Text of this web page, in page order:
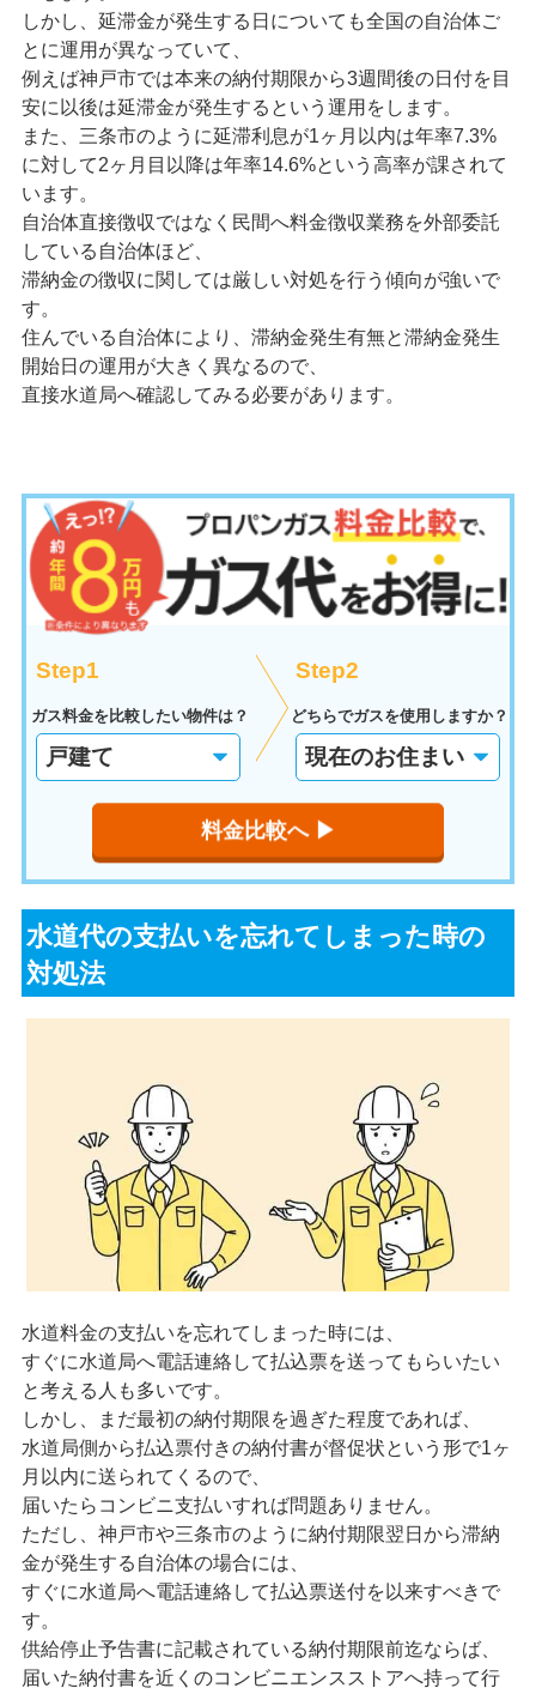
しかし、延滞金が発生する日についても全国の自治体ご
とに運用が異なっていて、
例えば神戸市では本来の納付期限から3週間後の日付を目
安に以後は延滞金が発生するという運用をします。
また、三条市のように延滞利息が1ヶ月以内は年率7.3%
に対して2ヶ月目以降は年率14.6%という高率が課されて
います。
自治体直接徴収ではなく民間へ料金徴収業務を外部委託
している自治体ほど、
滞納金の徴収に関しては厳しい対処を行う傾向が強いで
す。
住んでいる自治体により、滞納金発生有無と滞納金発生
開始日の運用が大きく異なるので、
直接水道局へ確認してみる必要があります。
Step1
ガス料金を比較したい物件は？
Step2
どちらでガスを使用しますか？
料金比較へ ▶︎
水道代の支払いを忘れてしまった時の
対処法
水道料金の支払いを忘れてしまった時には、
すぐに水道局へ電話連絡して払込票を送ってもらいたい
と考える人も多いです。
しかし、まだ最初の納付期限を過ぎた程度であれば、
水道局側から払込票付きの納付書が督促状という形で1ヶ
月以内に送られてくるので、
届いたらコンビニ支払いすれば問題ありません。
ただし、神戸市や三条市のように納付期限翌日から滞納
金が発生する自治体の場合には、
すぐに水道局へ電話連絡して払込票送付を以来すべきで
す。
供給停止予告書に記載されている納付期限前迄ならば、
届いた納付書を近くのコンビニエンスストアへ持って行